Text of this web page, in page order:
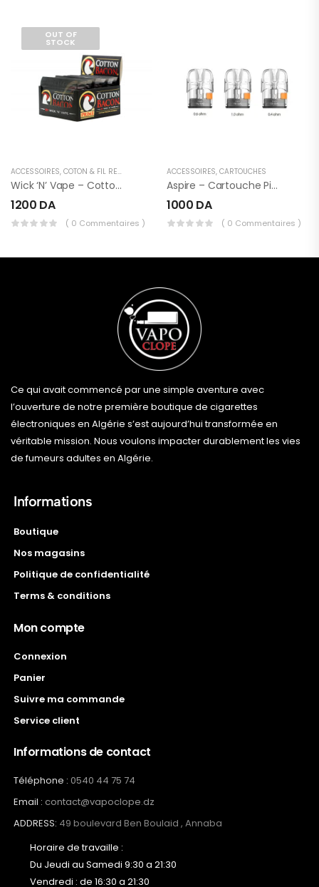
OUT OF
STOCK
ACCESSOIRES, COTON & FIL RÉSISTIF
Wick ‘n’ Vape – Cotton Bacon Prime
1200 DA
( 0 Commentaires )
ACCESSOIRES, CARTOUCHES
Aspire – Cartouche Pixo 3ml
1000 DA
( 0 Commentaires )
Ce qui avait commencé par une simple aventure avec
l’ouverture de notre première boutique de cigarettes
électroniques en Algérie s’est aujourd’hui transformée en
véritable mission. Nous voulons impacter durablement les vies
de fumeurs adultes en Algérie.
Informations
Boutique
Nos magasins
Politique de confidentialité
Terms & conditions
Mon compte
Connexion
Panier
Suivre ma commande
Service client
Informations de contact
Téléphone : 0540 44 75 74
Email : contact@vapoclope.dz
ADDRESS: 49 boulevard Ben Boulaid , Annaba
Horaire de travaille :
Du Jeudi au Samedi 9:30 a 21:30
Vendredi : de 16:30 a 21:30